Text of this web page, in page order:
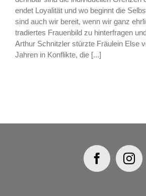
endet Loyalität und wo beginnt die
sind auch wir bereit, wenn wir ganz
tradiertes Frauenbild zu hinterfragen
Arthur Schnitzler stürzte Fräulein Else
Jahren in Konflikte, die [...]